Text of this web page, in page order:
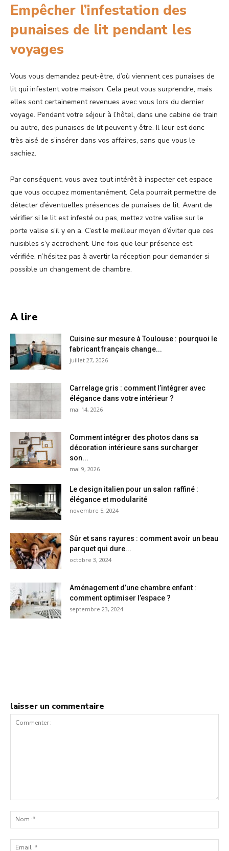
Empêcher l’infestation des
punaises de lit pendant les
voyages
Vous vous demandez peut-être, d’où viennent ces punaises de
lit qui infestent votre maison. Cela peut vous surprendre, mais
elles sont certainement revenues avec vous lors du dernier
voyage. Pendant votre séjour à l’hôtel, dans une cabine de train
ou autre, des punaises de lit peuvent y être. Il leur est donc
très aisé de s’insérer dans vos affaires, sans que vous le
sachiez.
Par conséquent, vous avez tout intérêt à inspecter cet espace
que vous occupez momentanément. Cela pourrait permettre de
détecter d’éventuelles présences de punaises de lit. Avant de
vérifier si le lit est infesté ou pas, mettez votre valise sur le
porte valise s’il y en a. C’est le meilleur moyen d’éviter que ces
nuisibles s’y accrochent. Une fois que leur présence est
vérifiée, n’hésitez pas à avertir la réception pour demander si
possible un changement de chambre.
A lire
Cuisine sur mesure à Toulouse : pourquoi le
fabricant français change...
juillet 27, 2026
Carrelage gris : comment l’intégrer avec
élégance dans votre intérieur ?
mai 14, 2026
Comment intégrer des photos dans sa
décoration intérieure sans surcharger
son...
mai 9, 2026
Le design italien pour un salon raffiné :
élégance et modularité
novembre 5, 2024
Sûr et sans rayures : comment avoir un beau
parquet qui dure...
octobre 3, 2024
Aménagement d’une chambre enfant :
comment optimiser l’espace ?
septembre 23, 2024
laisser un commentaire
:*